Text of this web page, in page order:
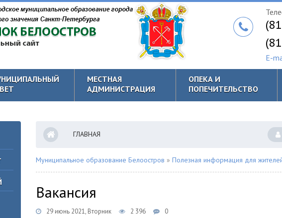
E-
МЕСТНАЯ
АДМИНИСТРАЦИЯ
ОПЕКА И
ПОПЕЧИТЕЛЬСТВО
ГЛАВНАЯ
Муниципальное образование Белоостров » Полезная информация для
Вакансия
29 июнь 2021, Вторник 2 396 0